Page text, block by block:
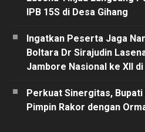
IPB 15S di Desa Gihang
Ingatkan Peserta Jaga
Boltara Dr Sirajudin
Jambore Nasional ke XII
Perkuat Sinergitas, Bupati
Pimpin Rakor dengan